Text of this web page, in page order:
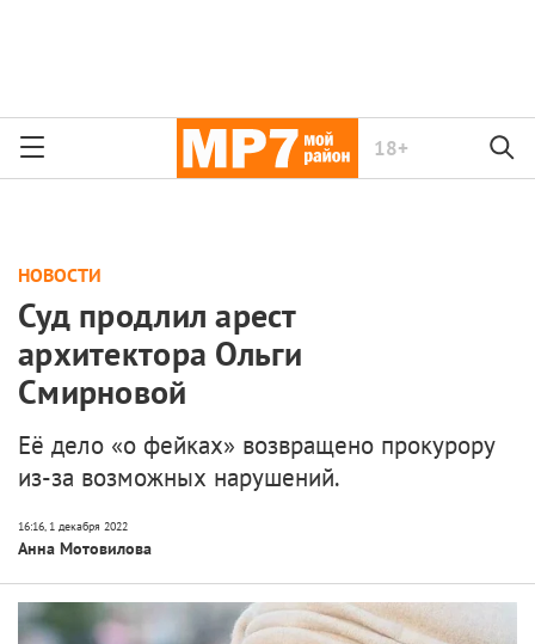
18+
НОВОСТИ
Суд продлил арест
архитектора Ольги
Смирновой
Её дело «о фейках» возвращено прокурору
из-за возможных нарушений.
Анна Мотовилова